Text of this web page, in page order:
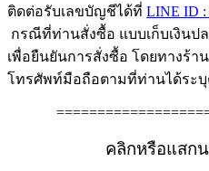
ติดต่อรับเลขบัญชีได้ที่ LINE ID :
กรณีที่ท่านสั่งซื้อ แบบเก็บเงินป
เพื่อยืนยันการสั่งซื้อ โดยทางร้า
โทรศัพท์มือถือตามที่ท่านได้ระ
คลิกหรือแสก